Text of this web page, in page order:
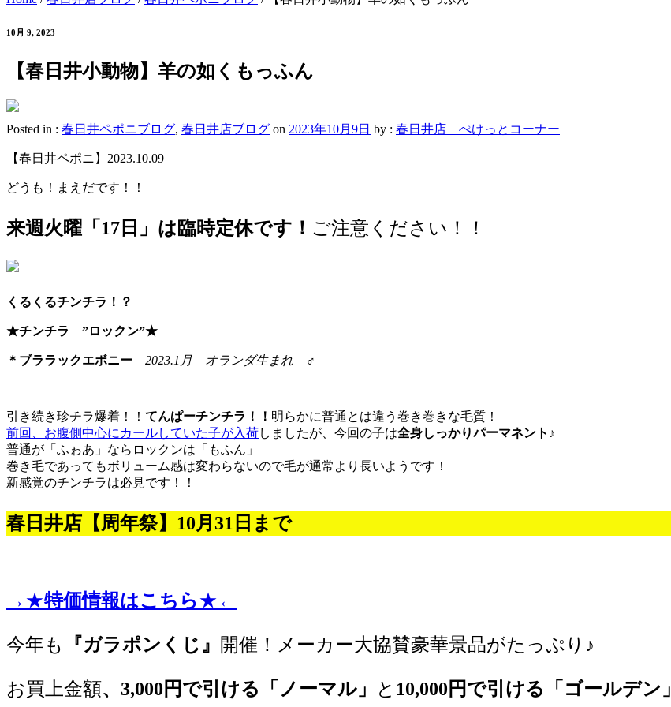
10月 9, 2023
【春日井小動物】羊の如くもっふん
Posted in : 春日井ペポニブログ, 春日井店ブログ on 2023年10月9日 by : 春日井店 ぺけっとコーナー
【春日井ペポニ】2023.10.09
どうも！まえだです！！
来週火曜「17日」は臨時定休です！ ご注意ください！！
くるくるチンチラ！？
★チンチラ ”ロックン”★
＊ブララックエボニー 2023.1月 オランダ生まれ ♂
引き続き珍チラ爆着！！ てんぱーチンチラ！！ 明らかに普通とは違う巻き巻きな毛質！
前回、お腹側中心にカールしていた子が入荷しましたが、今回の子は全身しっかりパーマネント♪
普通が「ふゎあ」ならロックンは「もふん」
巻き毛であってもボリューム感は変わらないので毛が通常より長いようです！
新感覚のチンチラは必見です！！
春日井店【周年祭】10月31日まで
→★特価情報はこちら★←
今年も 『ガラポンくじ』 開催！メーカー大協賛豪華景品がたっぷり♪
お買上金額、3,000円で引ける「ノーマル」 と 10,000円で引ける「ゴールデン」